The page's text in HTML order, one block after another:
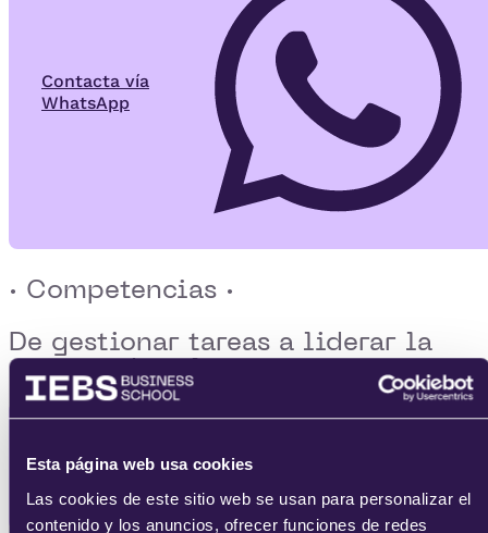
Esta página web usa cookies
Las cookies de este sitio web se usan para personalizar el
contenido y los anuncios, ofrecer funciones de redes
Contacta vía
WhatsApp
· Competencias ·
De gestionar tareas a liderar la
entrega de valor
funcionamiento del mercado y del
entorno.